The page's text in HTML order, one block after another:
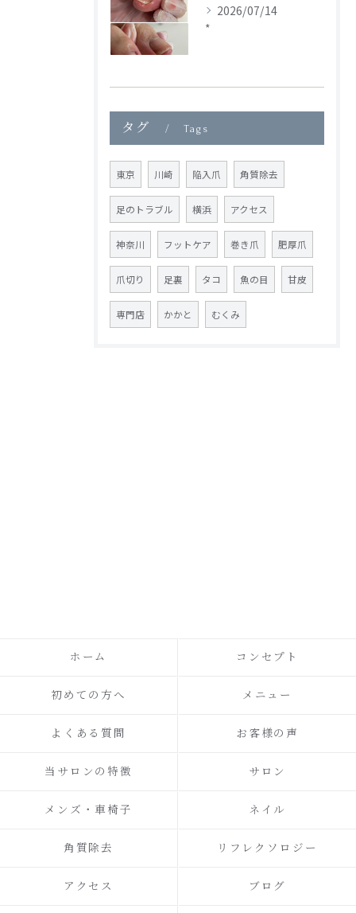
2026/07/14
*
タグ Tags
東京 川崎 陥入爪 角質除去
足のトラブル 横浜 アクセス
神奈川 フットケア 巻き爪 肥厚爪
爪切り 足裏 タコ 魚の目 甘皮
専門店 かかと むくみ
ホーム コンセプト
初めての方へ メニュー
よくある質問 お客様の声
当サロンの特徴 サロン
メンズ・車椅子 ネイル
角質除去 リフレクソロジー
アクセス ブログ